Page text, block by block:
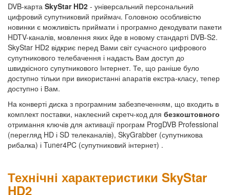
DVB-карта SkyStar HD2 - універсальний персональний
цифровий супутниковий приймач. Головною особливістю
новинки є можливість приймати і програмно декодувати пакети
HDTV-каналів, мовлення яких йде в новому стандарті DVB-S2.
SkyStar HD2 відкриє перед Вами світ сучасного цифрового
супутникового телебачення і надасть Вам доступ до
швидкісного супутникового Інтернет. Те, що раніше було
доступно тільки при використанні апаратів екстра-класу, тепер
доступно і Вам.
На конверті диска з програмним забезпеченням, що входить в
комплект поставки, наклеєний скретч-код для безкоштовного
отримання ключів для активації програм ProgDVB Professional
(перегляд HD і SD телеканалів), SkyGrabber (супутникова
рибалка) і Tuner4PC (супутниковий інтернет) .
Технічні характеристики SkyStar
HD2